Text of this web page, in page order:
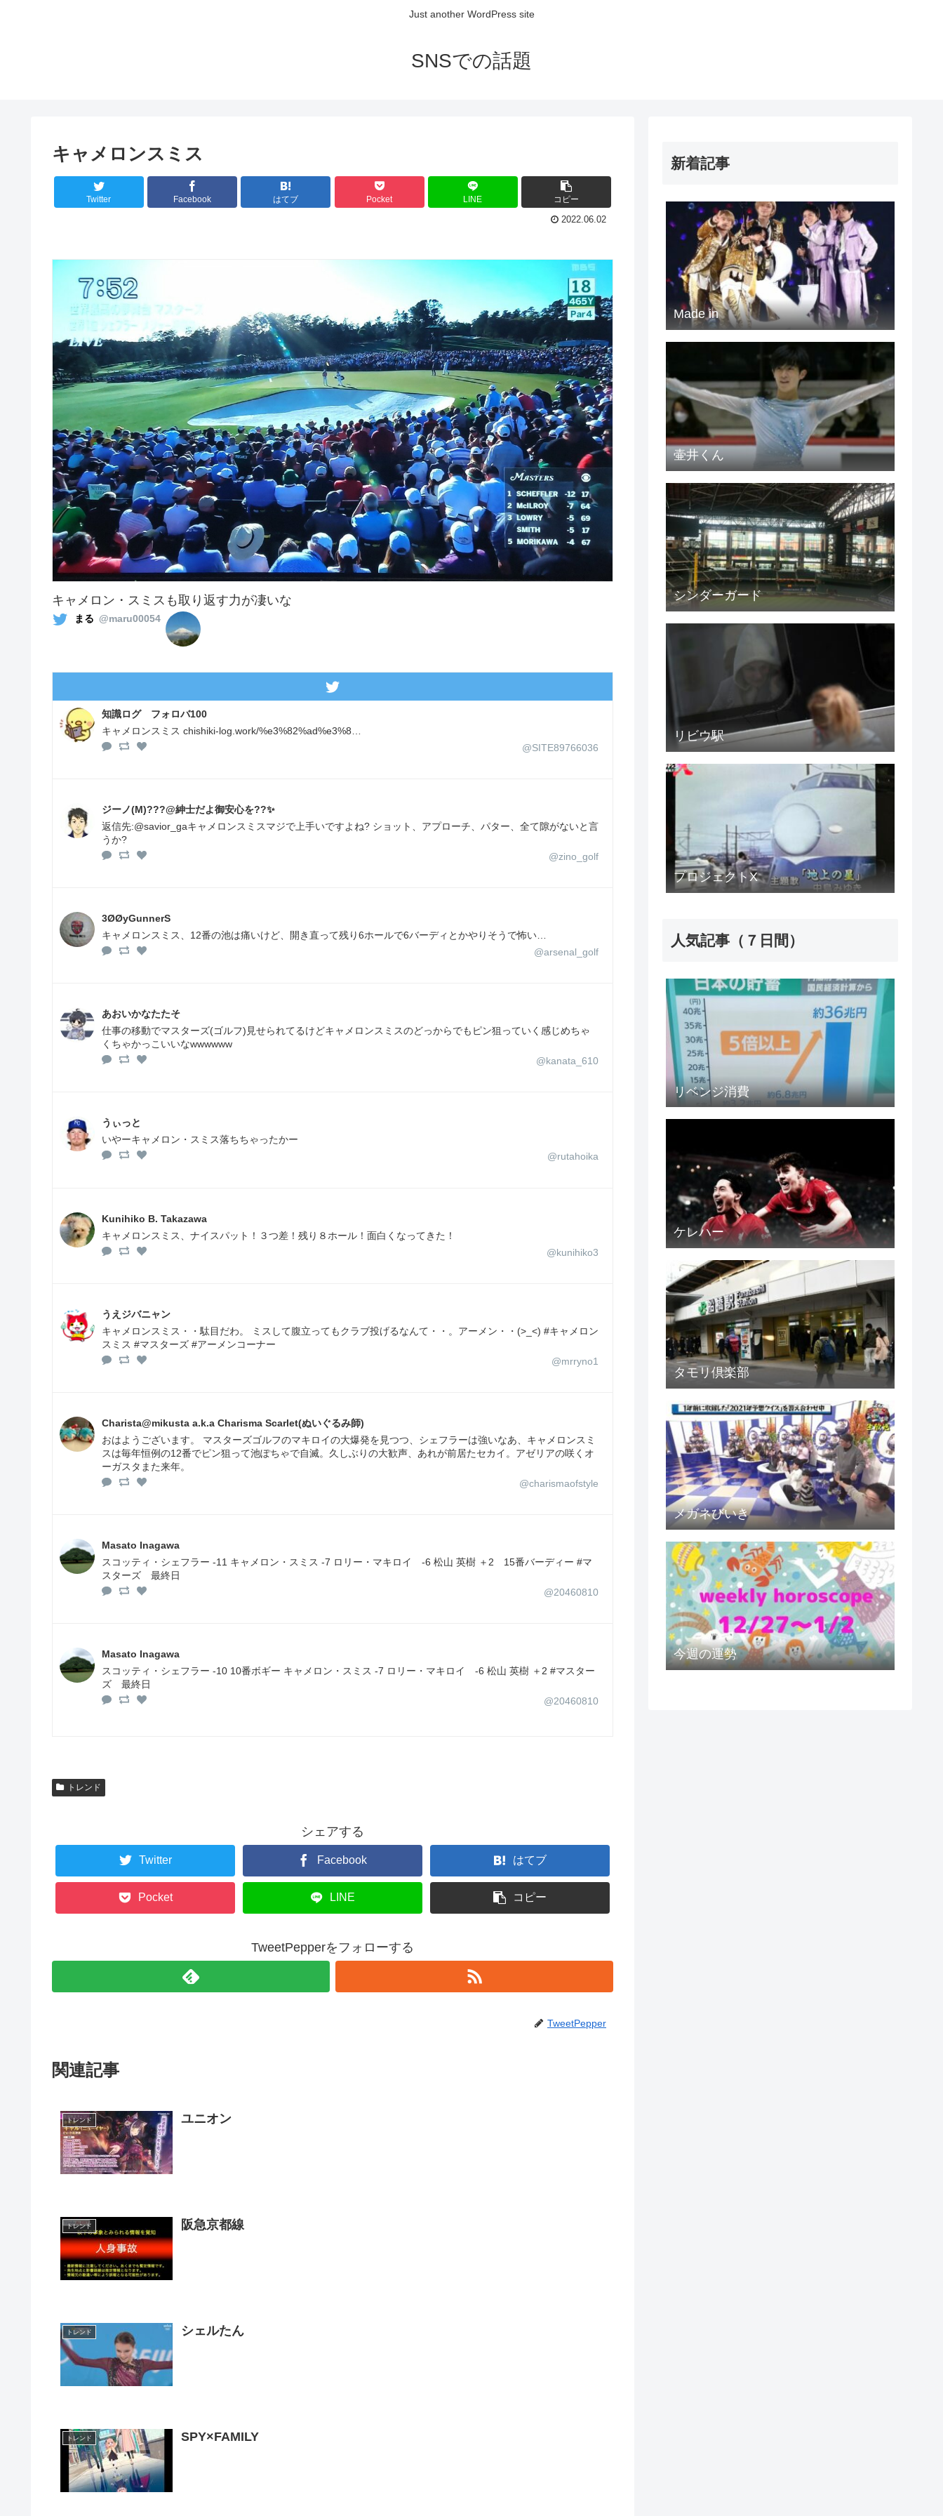
Just another WordPress site
SNSでの話題
キャメロンスミス
Twitter Facebook はてブ Pocket LINE コピー
2022.06.02
キャメロン・スミスも取り返す力が凄いな
まる @maru00054
知識ログ フォロバ100
キャメロンスミス chishiki-log.work/%e3%82%ad%e3%8…
@SITE89766036
ジーノ(M)???@紳士だよ御安心を??✨
返信先:@savior_gaキャメロンスミスマジで上手いですよね? ショット、アプローチ、パター、全て隙がないと言
うか?
@zino_golf
3ØØyGunnerS
キャメロンスミス、12番の池は痛いけど、開き直って残り6ホールで6バーディとかやりそうで怖い…
@arsenal_golf
あおいかなたたそ
仕事の移動でマスターズ(ゴルフ)見せられてるけどキャメロンスミスのどっからでもピン狙っていく感じめちゃ
くちゃかっこいいなwwwwww
@kanata_610
うぃっと
いやーキャメロン・スミス落ちちゃったかー
@rutahoika
Kunihiko B. Takazawa
キャメロンスミス、ナイスパット！３つ差！残り８ホール！面白くなってきた！
@kunihiko3
うえジバニャン
キャメロンスミス・・駄目だわ。 ミスして腹立ってもクラブ投げるなんて・・。アーメン・・(>_<) #キャメロン
スミス #マスターズ #アーメンコーナー
@mrryno1
Charista@mikusta a.k.a Charisma Scarlet(ぬいぐるみ師)
おはようございます。 マスターズゴルフのマキロイの大爆発を見つつ、シェフラーは強いなあ、キャメロンスミ
スは毎年恒例の12番でピン狙って池ぽちゃで自滅。久しぶりの大歓声、あれが前居たセカイ。アゼリアの咲くオ
ーガスタまた来年。
@charismaofstyle
Masato Inagawa
スコッティ・シェフラー -11 キャメロン・スミス -7 ロリー・マキロイ -6 松山 英樹 ＋2 15番バーディー #マ
スターズ 最終日
@20460810
Masato Inagawa
スコッティ・シェフラー -10 10番ボギー キャメロン・スミス -7 ロリー・マキロイ -6 松山 英樹 ＋2 #マスター
ズ 最終日
@20460810
トレンド
シェアする
Twitter Facebook はてブ
Pocket LINE コピー
TweetPepperをフォローする
TweetPepper
関連記事
トレンド ユニオン
トレンド 阪急京都線
トレンド シェルたん
トレンド SPY×FAMILY
新着記事
Made in
壷井くん
シンダーガード
リビウ駅
プロジェクトX
人気記事（７日間）
リベンジ消費
ケレハー
タモリ倶楽部
メガネびいき
今週の運勢